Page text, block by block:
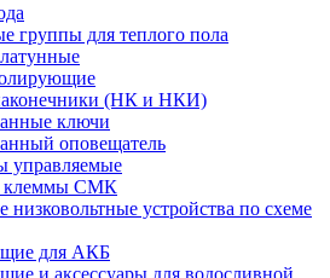
группы для теплого пола
(НК и НКИ)
ключи
оповещатель
управляемые
клеммы СМК
низковольтные устройства по схеме
для АКБ
и аксессуары для водосливной